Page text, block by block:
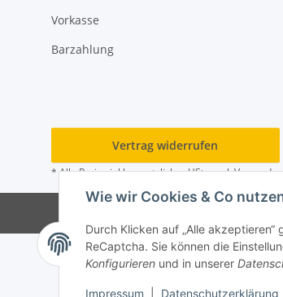
Wie wir Cookies & Co
Durch Klicken auf „Alle
ReCaptcha. Sie können die
Konfigurieren und in unserer
Impressum Datenschutzerklärung
Vorkasse
Barzahlung
Vertrag widerrufen
* Alle Preise inkl. gesetzlicher USt., zzgl.Versand